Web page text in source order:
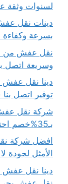
لسنوات وثقة
بسرعة وكفاءة
وسريعة اتصل
دينا نقل عفش
توفير اتصل بنا خدمة
شركة نقل عفش
بـ35%خصم احترافية في كل خطوة اتصل بنا الان
الأمثل لجودة